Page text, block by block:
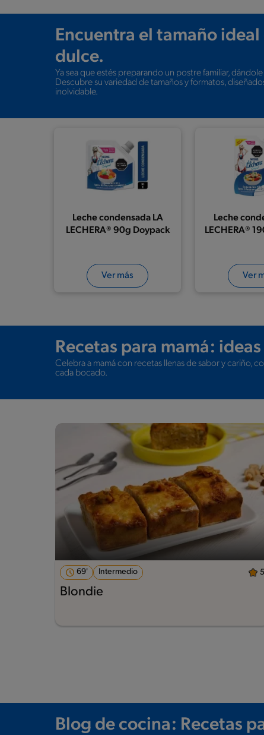
Encuentra el tamaño
dulce.
Ya sea que estés preparando un postre familiar,
Descubre su variedad de tamaños y formatos,
inolvidable.
Leche condensada LA
LECHERA® 90g Doypack
Ver más
Leche
LECHERA®
Ver
Recetas para mamá:
Celebra a mamá con recetas llenas de sabor y cariño,
cada bocado.
69' Intermedio 5
Blondie
Blog de cocina: Recetas